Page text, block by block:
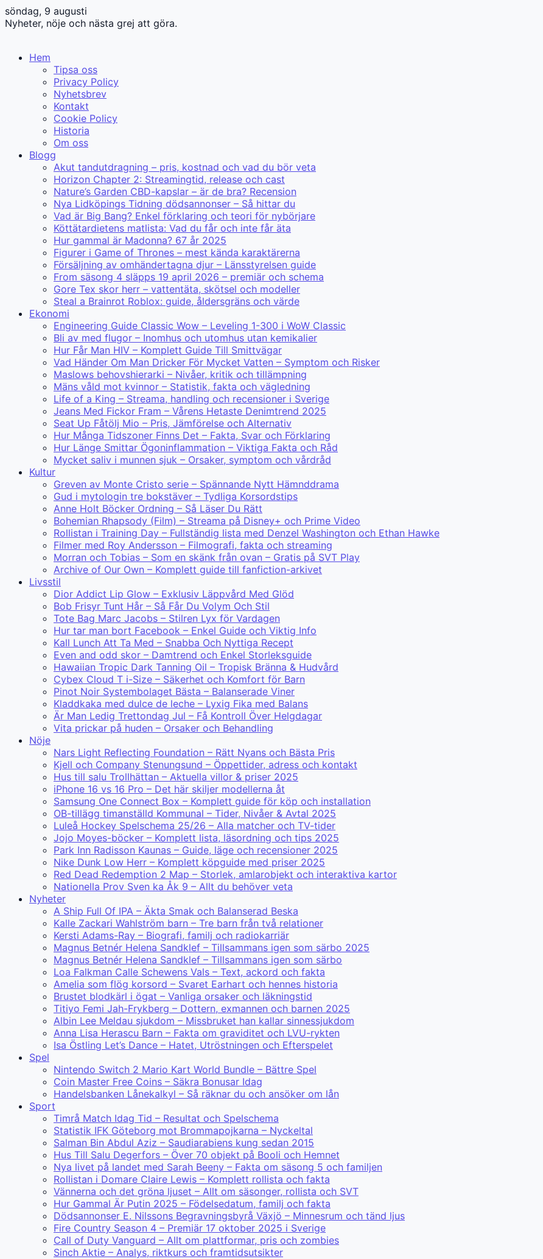
söndag, 9 augusti
Nyheter, nöje och nästa grej att göra.
Hem
Tipsa oss
Privacy Policy
Nyhetsbrev
Kontakt
Cookie Policy
Historia
Om oss
Blogg
Akut tandutdragning – pris, kostnad och vad du bör veta
Horizon Chapter 2: Streamingtid, release och cast
Nature’s Garden CBD-kapslar – är de bra? Recension
Nya Lidköpings Tidning dödsannonser – Så hittar du
Vad är Big Bang? Enkel förklaring och teori för nybörjare
Köttätardietens matlista: Vad du får och inte får äta
Hur gammal är Madonna? 67 år 2025
Figurer i Game of Thrones – mest kända karaktärerna
Försäljning av omhändertagna djur – Länsstyrelsen guide
From säsong 4 släpps 19 april 2026 – premiär och schema
Gore Tex skor herr – vattentäta, skötsel och modeller
Steal a Brainrot Roblox: guide, åldersgräns och värde
Ekonomi
Engineering Guide Classic Wow – Leveling 1-300 i WoW Classic
Bli av med flugor – Inomhus och utomhus utan kemikalier
Hur Får Man HIV – Komplett Guide Till Smittvägar
Vad Händer Om Man Dricker För Mycket Vatten – Symptom och Risker
Maslows behovshierarki – Nivåer, kritik och tillämpning
Mäns våld mot kvinnor – Statistik, fakta och vägledning
Life of a King – Streama, handling och recensioner i Sverige
Jeans Med Fickor Fram – Vårens Hetaste Denimtrend 2025
Seat Up Fåtölj Mio – Pris, Jämförelse och Alternativ
Hur Många Tidszoner Finns Det – Fakta, Svar och Förklaring
Hur Länge Smittar Ögoninflammation – Viktiga Fakta och Råd
Mycket saliv i munnen sjuk – Orsaker, symptom och vårdråd
Kultur
Greven av Monte Cristo serie – Spännande Nytt Hämnddrama
Gud i mytologin tre bokstäver – Tydliga Korsordstips
Anne Holt Böcker Ordning – Så Läser Du Rätt
Bohemian Rhapsody (Film) – Streama på Disney+ och Prime Video
Rollistan i Training Day – Fullständig lista med Denzel Washington och Ethan Hawke
Filmer med Roy Andersson – Filmografi, fakta och streaming
Morran och Tobias – Som en skänk från ovan – Gratis på SVT Play
Archive of Our Own – Komplett guide till fanfiction-arkivet
Livsstil
Dior Addict Lip Glow – Exklusiv Läppvård Med Glöd
Bob Frisyr Tunt Hår – Så Får Du Volym Och Stil
Tote Bag Marc Jacobs – Stilren Lyx för Vardagen
Hur tar man bort Facebook – Enkel Guide och Viktig Info
Kall Lunch Att Ta Med – Snabba Och Nyttiga Recept
Even and odd skor – Damtrend och Enkel Storleksguide
Hawaiian Tropic Dark Tanning Oil – Tropisk Bränna & Hudvård
Cybex Cloud T i-Size – Säkerhet och Komfort för Barn
Pinot Noir Systembolaget Bästa – Balanserade Viner
Kladdkaka med dulce de leche – Lyxig Fika med Balans
Är Man Ledig Trettondag Jul – Få Kontroll Över Helgdagar
Vita prickar på huden – Orsaker och Behandling
Nöje
Nars Light Reflecting Foundation – Rätt Nyans och Bästa Pris
Kjell och Company Stenungsund – Öppettider, adress och kontakt
Hus till salu Trollhättan – Aktuella villor & priser 2025
iPhone 16 vs 16 Pro – Det här skiljer modellerna åt
Samsung One Connect Box – Komplett guide för köp och installation
OB-tillägg timanställd Kommunal – Tider, Nivåer & Avtal 2025
Luleå Hockey Spelschema 25/26 – Alla matcher och TV-tider
Jojo Moyes-böcker – Komplett lista, läsordning och tips 2025
Park Inn Radisson Kaunas – Guide, läge och recensioner 2025
Nike Dunk Low Herr – Komplett köpguide med priser 2025
Red Dead Redemption 2 Map – Storlek, amlarobjekt och interaktiva kartor
Nationella Prov Sven ka Åk 9 – Allt du behöver veta
Nyheter
A Ship Full Of IPA – Äkta Smak och Balanserad Beska
Kalle Zackari Wahlström barn – Tre barn från två relationer
Kersti Adams-Ray – Biografi, familj och radiokarriär
Magnus Betnér Helena Sandklef – Tillsammans igen som särbo 2025
Magnus Betnér Helena Sandklef – Tillsammans igen som särbo
Loa Falkman Calle Schewens Vals – Text, ackord och fakta
Amelia som flög korsord – Svaret Earhart och hennes historia
Brustet blodkärl i ögat – Vanliga orsaker och läkningstid
Titiyo Femi Jah-Frykberg – Dottern, exmannen och barnen 2025
Albin Lee Meldau sjukdom – Missbruket han kallar sinnessjukdom
Anna Lisa Herascu Barn – Fakta om graviditet och LVU-rykten
Isa Östling Let’s Dance – Hatet, Utröstningen och Efterspelet
Spel
Nintendo Switch 2 Mario Kart World Bundle – Bättre Spel
Coin Master Free Coins – Säkra Bonusar Idag
Handelsbanken Lånekalkyl – Så räknar du och ansöker om lån
Sport
Timrå Match Idag Tid – Resultat och Spelschema
Statistik IFK Göteborg mot Brommapojkarna – Nyckeltal
Salman Bin Abdul Aziz – Saudiarabiens kung sedan 2015
Hus Till Salu Degerfors – Över 70 objekt på Booli och Hemnet
Nya livet på landet med Sarah Beeny – Fakta om säsong 5 och familjen
Rollistan i Domare Claire Lewis – Komplett rollista och fakta
Vännerna och det gröna ljuset – Allt om säsonger, rollista och SVT
Hur Gammal Är Putin 2025 – Födelsedatum, familj och fakta
Dödsannonser E. Nilssons Begravningsbyrå Växjö – Minnesrum och tänd ljus
Fire Country Season 4 – Premiär 17 oktober 2025 i Sverige
Call of Duty Vanguard – Allt om plattformar, pris och zombies
Sinch Aktie – Analys, riktkurs och framtidsutsikter